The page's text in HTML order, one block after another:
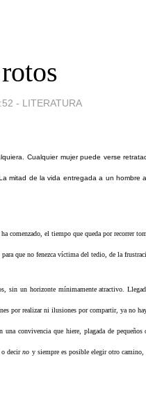
- LITERATURA
Cualquier mujer puede verse
mitad de la vida entregada a un hombre
comenzado, el tiempo que queda por recorrer
que no fenezca víctima del tedio, de la
sin un horizonte mínimamente atractivo.
por realizar ni ilusiones por compartir, ya no
convivencia que hiere, plagada de
o decirno y siempre es posible elegir otro